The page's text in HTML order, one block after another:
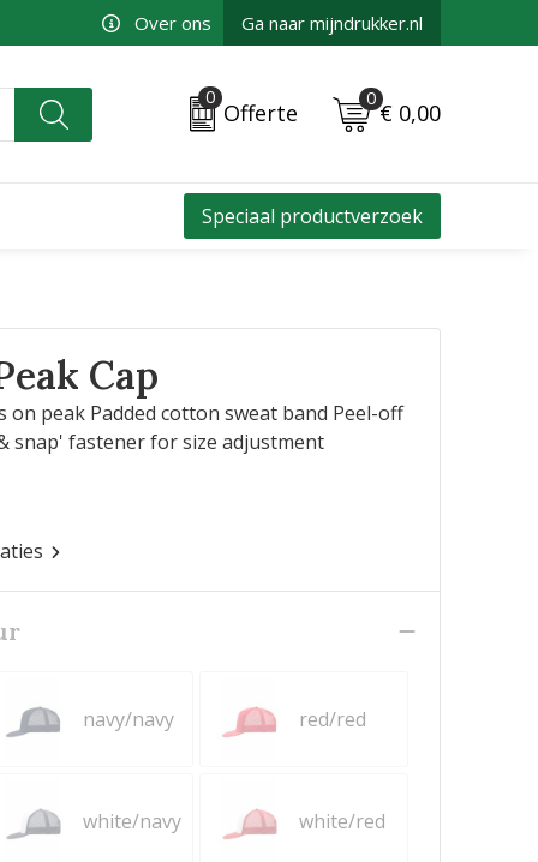
Over ons Ga naar mijndrukker.nl
0
Offerte
0
€ 0,00
Speciaal productverzoek
Cap
on peak Padded cotton sweat band Peel-off
snap' fastener for size adjustment
navy/navy red/red
white/navy white/red